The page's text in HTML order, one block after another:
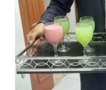
ضيافة
الكويت
مغلقة